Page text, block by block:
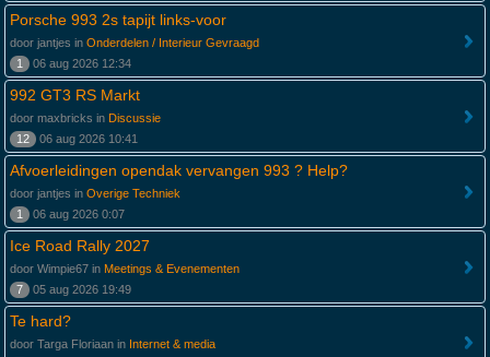
Porsche 993 2s tapijt links-voor
door jantjes in Onderdelen / Interieur Gevraagd
1
06 aug 2026 12:34
992 GT3 RS Markt
door maxbricks in Discussie
12
06 aug 2026 10:41
Afvoerleidingen opendak vervangen 993 ? Help?
door jantjes in Overige Techniek
1
06 aug 2026 0:07
Ice Road Rally 2027
door Wimpie67 in Meetings & Evenementen
7
05 aug 2026 19:49
Te hard?
door Targa Floriaan in Internet & media